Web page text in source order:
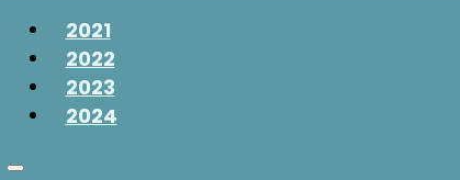
2021
2022
2023
2024